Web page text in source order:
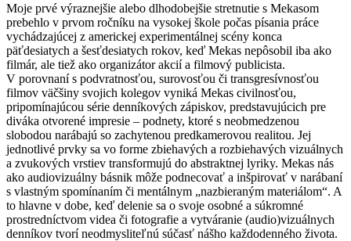
Moje prvé výraznejšie alebo dlhodobejšie stretnutie s Mekasom
prebehlo v prvom ročníku na vysokej škole počas písania práce
vychádzajúcej z americkej experimentálnej scény konca
päťdesiatych a šesťdesiatych rokov, keď Mekas nepôsobil iba ako
filmár, ale tiež ako organizátor akcií a filmový publicista.
V porovnaní s podvratnosťou, surovosťou či transgresívnosťou
filmov väčšiny svojich kolegov vyniká Mekas civilnosťou,
pripomínajúcou série denníkových zápiskov, predstavujúcich pre
diváka otvorené impresie – podnety, ktoré s neobmedzenou
slobodou narábajú so zachytenou predkamerovou realitou. Jej
jednotlivé prvky sa vo forme zbiehavých a rozbiehavých vizuálnych
a zvukových vrstiev transformujú do abstraktnej lyriky. Mekas nás
ako audiovizuálny básnik môže podnecovať a inšpirovať v narábaní
s vlastným spomínaním či mentálnym „nazbieraným materiálom“. A
to hlavne v dobe, keď delenie sa o svoje osobné a súkromné
prostredníctvom videa či fotografie a vytváranie (audio)vizuálnych
denníkov tvorí neodmysliteľnú súčasť nášho každodenného života.